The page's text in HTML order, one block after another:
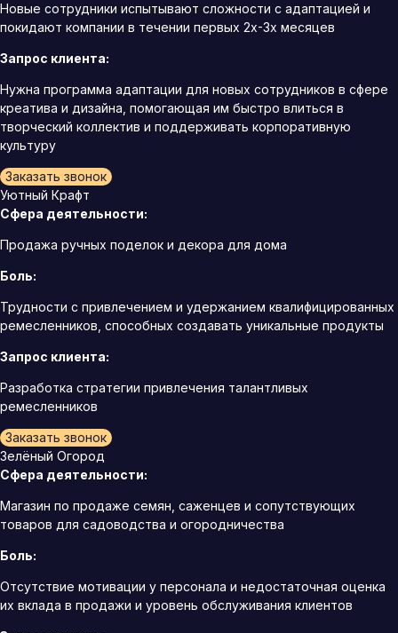
Новые сотрудники испытывают сложности с адаптацией и
покидают компании в течении первых 2х-3х месяцев
Запрос клиента:
Нужна программа адаптации для новых сотрудников в сфере
креатива и дизайна, помогающая им быстро влиться в
творческий коллектив и поддерживать корпоративную
культуру
Заказать звонок
Уютный Крафт
Сфера деятельности:
Продажа ручных поделок и декора для дома
Боль:
Трудности с привлечением и удержанием квалифицированных
ремесленников, способных создавать уникальные продукты
Запрос клиента:
Разработка стратегии привлечения талантливых
ремесленников
Заказать звонок
Зелёный Огород
Сфера деятельности:
Магазин по продаже семян, саженцев и сопутствующих
товаров для садоводства и огородничества
Боль:
Отсутствие мотивации у персонала и недостаточная оценка
их вклада в продажи и уровень обслуживания клиентов